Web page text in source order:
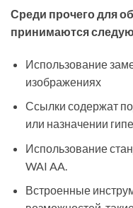
Среди прочего для
принимаются
Использование
изображениях
Ссылки содержат
или назначении
Использование
WAI AA.
Встроенные